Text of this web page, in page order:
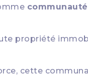
propriété
cette